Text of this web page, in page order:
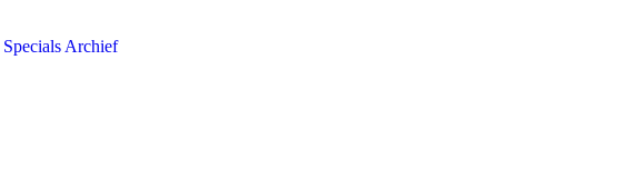
Specials Archief